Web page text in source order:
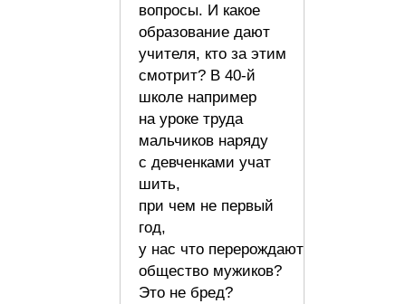
вопросы. И какое
образование дают
учителя, кто за этим
смотрит? В 40-й
школе например
на уроке труда
мальчиков наряду
с девченками учат
шить,
при чем не первый
год,
у нас что перерождают
общество мужиков?
Это не бред?